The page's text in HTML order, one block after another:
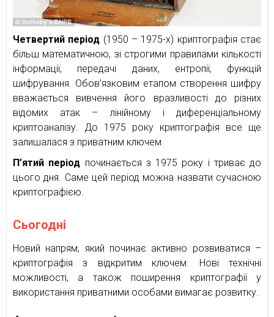
Четвертий період (1950 – 1975-х) криптографія стає
більш математичною, зі строгими правилами кількості
інформації, передачі даних, ентропії, функцій
шифрування. Обов’язковим етапом створення шифру
вважається вивчення його вразливості до різних
відомих атак – лінійному і диференціальному
криптоаналізу. До 1975 року криптографія все ще
залишалася з приватним ключем.
П’ятий період починається з 1975 року і триває до
цього дня. Саме цей період можна назвати сучасною
криптографією.
Сьогодні
Новий напрям, який починає активно розвиватися –
криптографія з відкритим ключем. Нові технічні
можливості, а також поширення криптографії у
використання приватними особами вимагає розвитку.